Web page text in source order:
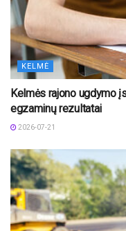
KELMĖ
Kelmės rajono ugdymo
egzaminų rezultatai
2026-07-21